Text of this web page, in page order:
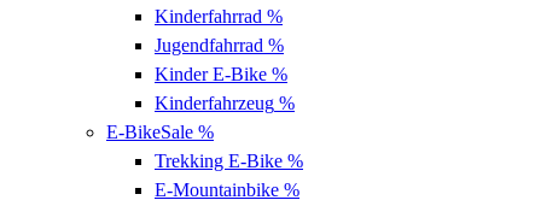
Kinderfahrrad %
Jugendfahrrad %
Kinder E-Bike %
Kinderfahrzeug %
E-BikeSale %
Trekking E-Bike %
E-Mountainbike %